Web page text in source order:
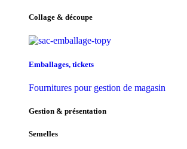
Collage & découpe
Emballages, tickets
Fournitures pour gestion de magasin
Gestion & présentation
Semelles